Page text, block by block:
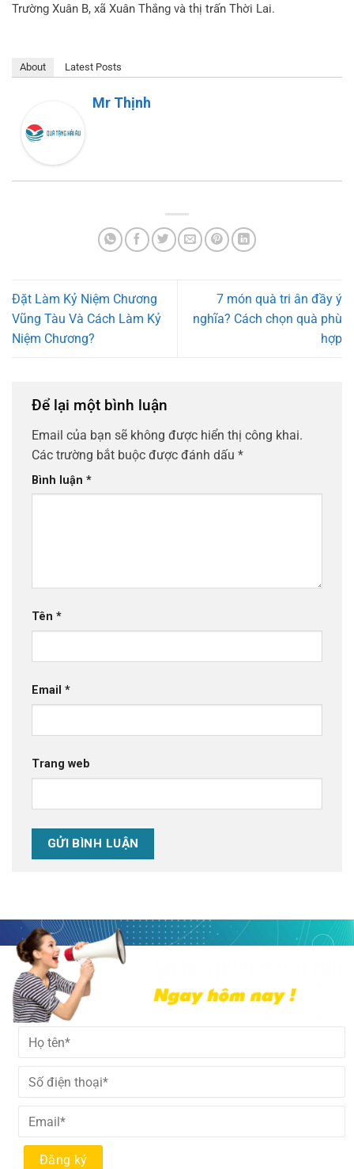
Trường Xuân B, xã Xuân Thắng và thị trấn Thời Lai.
About Latest Posts
Mr Thịnh
Đặt Làm Kỷ Niệm Chương
Vũng Tàu Và Cách Làm Kỷ
Niệm Chương?
7 món quà tri ân đầy ý
nghĩa? Cách chọn quà phù
hợp
Để lại một bình luận
Email của bạn sẽ không được hiển thị công khai.
Các trường bắt buộc được đánh dấu *
Bình luận *
Tên *
Email *
Trang web